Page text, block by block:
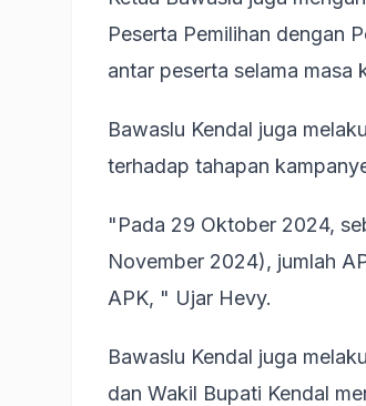
Peserta Pemilihan dengan
antar peserta selama masa
Bawaslu Kendal juga
terhadap tahapan
"Pada 29 Oktober 2024,
November 2024), jumlah
APK, " Ujar Hevy.
Bawaslu Kendal juga
dan Wakil Bupati Kendal